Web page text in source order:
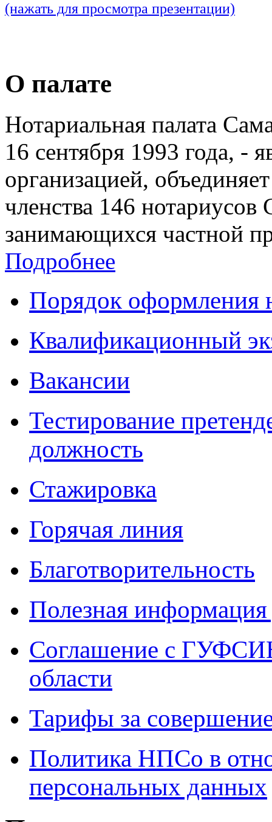
(нажать для просмотра презентации)
О палате
Нотариальная палата
16 сентября 1993 года, -
организацией,
членства 146 нотариусов
занимающихся частной
Подробнее
Порядок оформления
Квалификационный
Вакансии
Тестирование
должность
Стажировка
Горячая линия
Благотворительность
Полезная
Соглашение с
области
Тарифы за
Политика НПСо в
персональных данных